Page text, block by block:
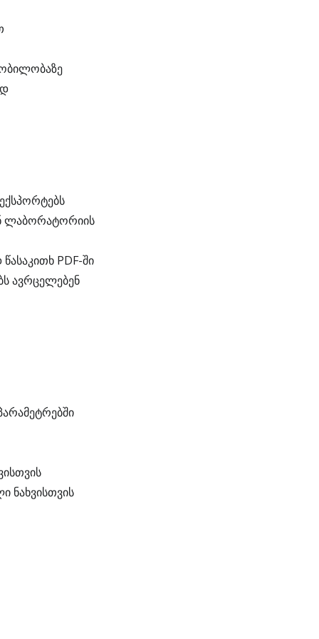
ლაბორატორიის
PDF-ში
ავრცელებენ
ნახვისთვის